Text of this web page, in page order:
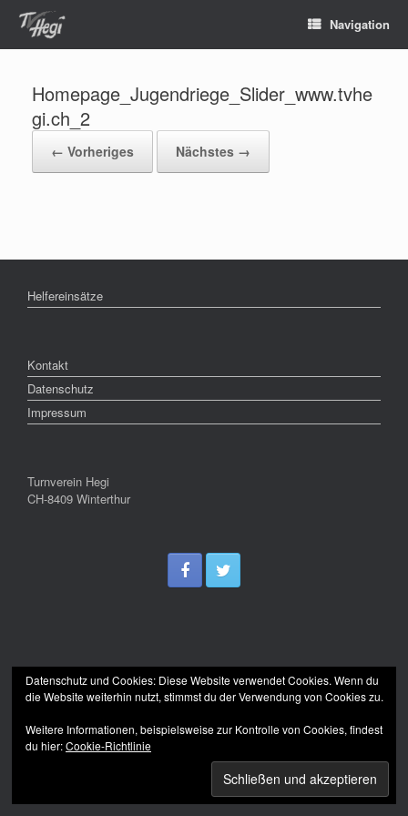
Navigation
Homepage_Jugendriege_Slider_www.tvhe
gi.ch_2
← Vorheriges Nächstes →
Helfereinsätze
Kontakt
Datenschutz
Impressum
Turnverein Hegi
CH-8409 Winterthur
Datenschutz und Cookies: Diese Website verwendet Cookies. Wenn du
die Website weiterhin nutzt, stimmst du der Verwendung von Cookies zu.
Weitere Informationen, beispielsweise zur Kontrolle von Cookies, findest
du hier:Cookie-Richtlinie